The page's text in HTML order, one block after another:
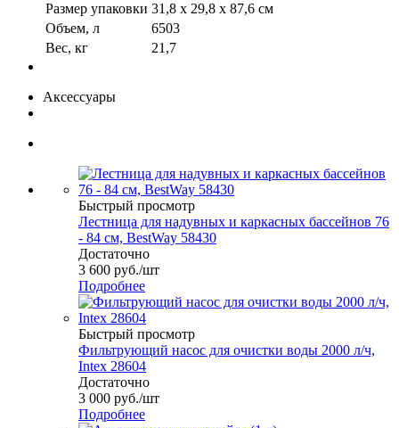
Размер упаковки 31,8 х 29,8 х 87,6 см
Объем, л
6503
Вес, кг
21,7
Аксессуары
Быстрый просмотр
Лестница для надувных и каркасных бассейнов 76
- 84 см, BestWay 58430
Достаточно
3 600 руб./шт
Подробнее
Быстрый просмотр
Фильтрующий насос для очистки воды 2000 л/ч,
Intex 28604
Достаточно
3 000 руб./шт
Подробнее